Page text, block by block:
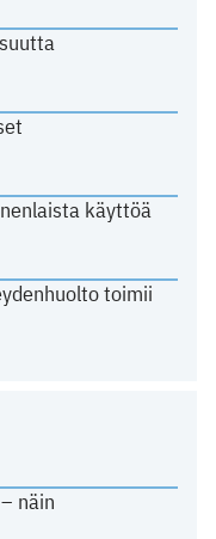
käyttöä
toimii
näin